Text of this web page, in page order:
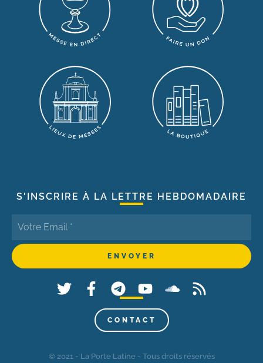
S'INSCRIRE À LA LETTRE HEBDOMADAIRE
CONTACT
© 2021 - La Porte Latine - Tous droits réservés